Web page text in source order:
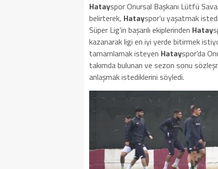
Hatayspor Onursal Başkanı Lütfü
belirterek, Hatayspor’u yaşatmak
Süper Lig’in başarılı ekiplerinden Hatay
kazanarak ligi en iyi yerde bitirmek
tamamlamak isteyen Hatayspor’da
takımda bulunan ve sezon sonu
anlaşmak istediklerini söyledi.